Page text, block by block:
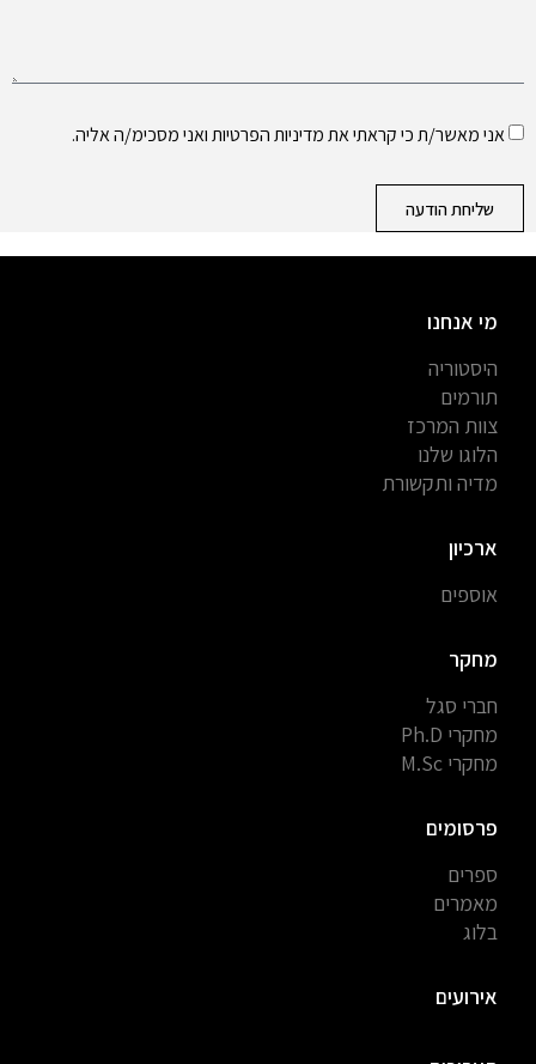
אני מאשר/ת כי קראתי אתמדיניות הפרטיותואני מסכימ/ה אליה.
שליחת הודעה
מי אנחנו
היסטוריה
תורמים
צוות המרכז
הלוגו שלנו
מדיה ותקשורת
ארכיון
אוספים
מחקר
חברי סגל
מחקרי Ph.D
מחקרי M.Sc
פרסומים
ספרים
מאמרים
בלוג
אירועים